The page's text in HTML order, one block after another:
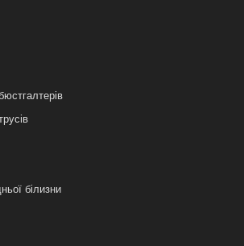
білизни